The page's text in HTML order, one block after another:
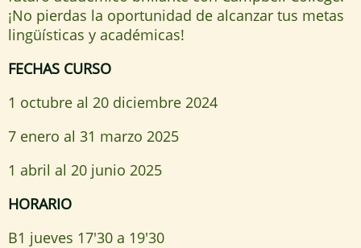
¡No pierdas la oportunidad de alcanzar tus metas
lingüísticas y académicas!
FECHAS CURSO
1 octubre al 20 diciembre 2024
7 enero al 31 marzo 2025
1 abril al 20 junio 2025
HORARIO
B1 jueves 17'30 a 19'30